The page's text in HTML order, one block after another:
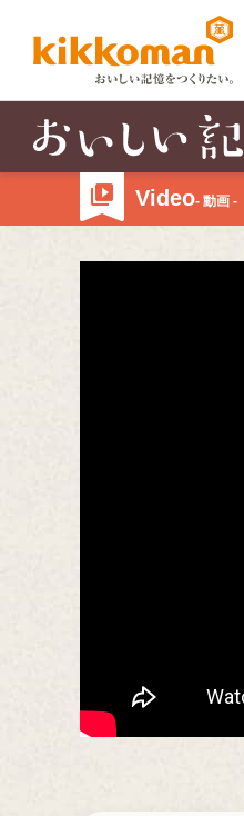
Video- 動画 -